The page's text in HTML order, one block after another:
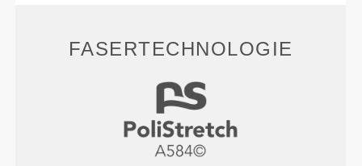
FASERTECHNOLOGIE